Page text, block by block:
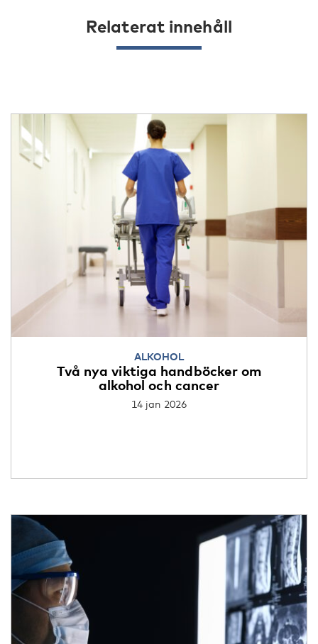
Relaterat innehåll
ALKOHOL
Två nya viktiga handböcker om
alkohol och cancer
14 jan 2026